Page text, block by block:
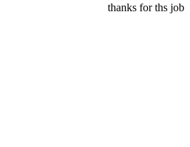
thanks for ths job